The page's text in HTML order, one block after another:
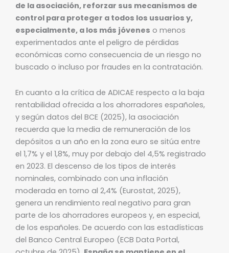
de la asociación, reforzar sus mecanismos de
control para proteger a todos los usuarios y,
especialmente, a los más jóvenes o menos
experimentados ante el peligro de pérdidas
económicas como consecuencia de un riesgo no
buscado o incluso por fraudes en la contratación.
En cuanto a la crítica de ADICAE respecto a la baja
rentabilidad ofrecida a los ahorradores españoles,
y según datos del BCE (2025), la asociación
recuerda que la media de remuneración de los
depósitos a un año en la zona euro se sitúa entre
el 1,7% y el 1,8%, muy por debajo del 4,5% registrado
en 2023. El descenso de los tipos de interés
nominales, combinado con una inflación
moderada en torno al 2,4% (Eurostat, 2025),
genera un rendimiento real negativo para gran
parte de los ahorradores europeos y, en especial,
de los españoles. De acuerdo con las estadísticas
del Banco Central Europeo (ECB Data Portal,